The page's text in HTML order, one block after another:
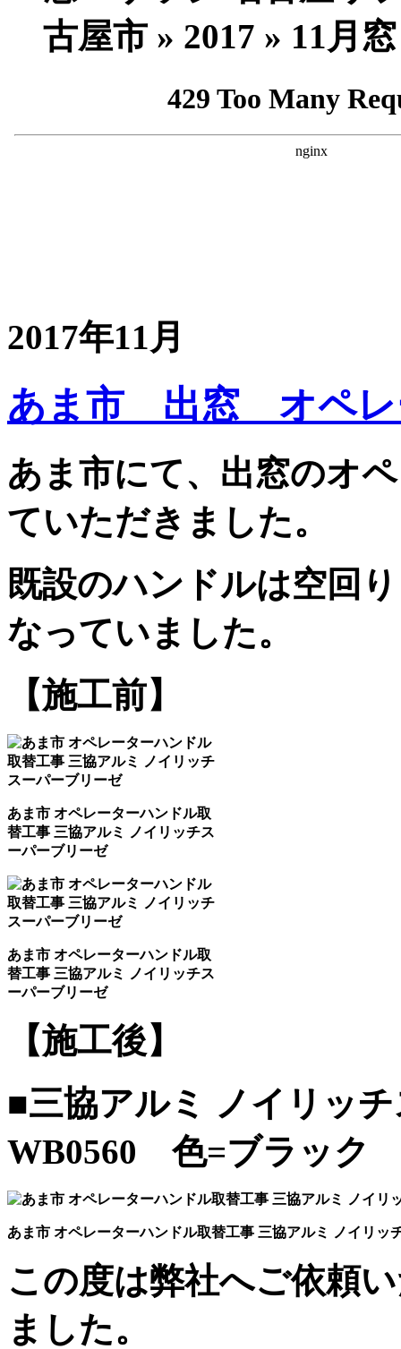
古屋市 » 2017 » 11月
2017年11月
あま市 出窓 オペレ
あま市にて、出窓のオ
ていただきました。
既設のハンドルは空回
なっていました。
【施工前】
あま市 オペレーターハンドル取
替工事 三協アルミ ノイリッチス
ーパーブリーゼ
あま市 オペレーターハンドル取
替工事 三協アルミ ノイリッチス
ーパーブリーゼ
【施工後】
■三協アルミ ノイリッ
WB0560 色=ブラック
あま市 オペレーターハンドル取替工事 三協アルミ ノイリッ
この度は弊社へご依頼
ました。